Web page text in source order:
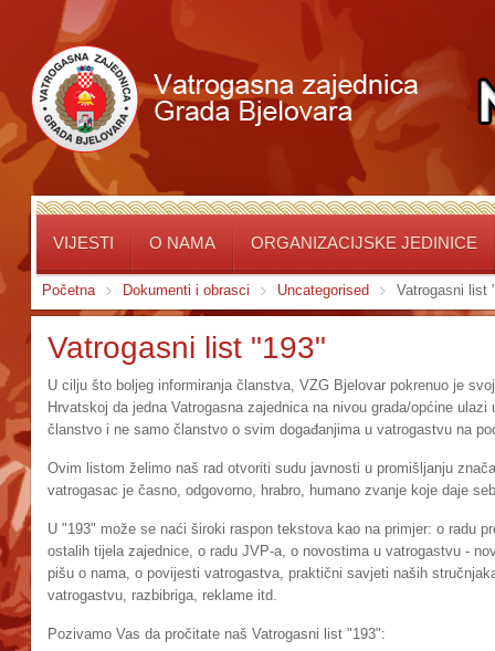
VIJESTI O NAMA ORGANIZACIJSKE JEDINICE
Početna Dokumenti i obrasci Uncategorised Vatrogasni list
Vatrogasni list "193"
U cilju što boljeg informiranja članstva, VZG Bjelovar pokrenuo je
Hrvatskoj da jedna Vatrogasna zajednica na nivou grada/općine
članstvo i ne samo članstvo o svim događanjima u vatrogastvu na
Ovim listom želimo naš rad otvoriti sudu javnosti u promišljanju
vatrogasac je časno, odgovorno, hrabro, humano zvanje koje daje
U "193" može se naći široki raspon tekstova kao na primjer: o radu
ostalih tijela zajednice, o radu JVP-a, o novostima u vatrogastvu -
pišu o nama, o povijesti vatrogastva, praktični savjeti naših
vatrogastvu, razbibriga, reklame itd.
Pozivamo Vas da pročitate naš Vatrogasni list "193":